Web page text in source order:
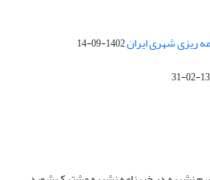
ریزی شهری ایران1402-09-14